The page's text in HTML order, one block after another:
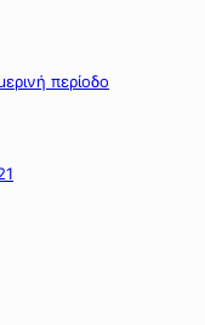
περίοδο